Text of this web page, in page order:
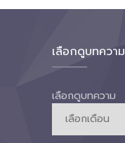
เลือกดูบทความ
เลือกดูบทความ